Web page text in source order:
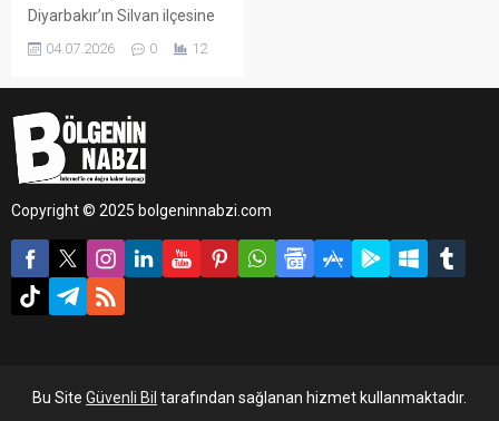
Diyarbakır’ın Silvan ilçesine
bağlı Çevriksu köyü
mevkiinde balık tutmak için
dünden bu yana haber
alınamıyor. Çay kenarında
motosikleti ve elbiseleri
bölgeye dalgıç ekipleri sevk
edildi.
04.07.2026 0 12
Copyright © 2025 bolgeninnabzi.com
Bu Site Güvenli Bil tarafından sağlanan hizmet kullanmaktadır.